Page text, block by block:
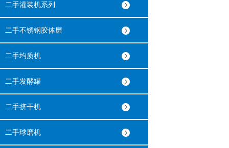
二手灌装机系列
二手不锈钢胶体磨
二手均质机
二手发酵罐
二手挤干机
二手球磨机